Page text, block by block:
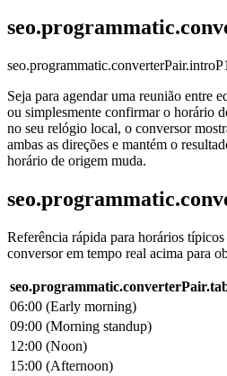
seo.programmatic.converterPair.introP1
Seja para agendar uma reunião entre
ou simplesmente confirmar o horário
no seu relógio local, o conversor
ambas as direções e mantém o
horário de origem muda.
Referência rápida para horários
conversor em tempo real acima para
06:00 (Early morning)
09:00 (Morning standup)
12:00 (Noon)
15:00 (Afternoon)